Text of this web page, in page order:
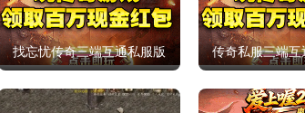
找忘忧传奇三端互通私服版 传奇私服三端